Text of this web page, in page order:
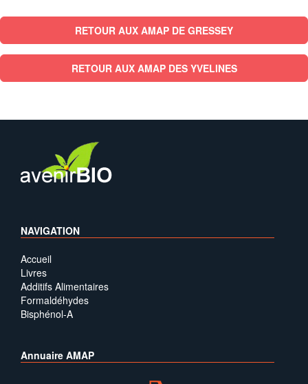
RETOUR AUX AMAP DE GRESSEY
RETOUR AUX AMAP DES YVELINES
NAVIGATION
Accueil
Livres
Additifs Alimentaires
Formaldéhydes
Bisphénol-A
Annuaire AMAP